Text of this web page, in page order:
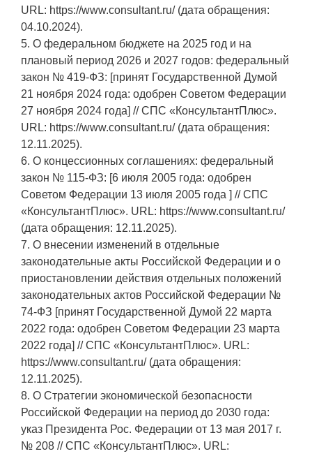
URL: https://www.consultant.ru/ (дата обращения:
04.10.2024).
5. О федеральном бюджете на 2025 год и на
плановый период 2026 и 2027 годов: федеральный
закон № 419-ФЗ: [принят Государственной Думой
21 ноября 2024 года: одобрен Советом Федерации
27 ноября 2024 года] // СПС «КонсультантПлюс».
URL: https://www.consultant.ru/ (дата обращения:
12.11.2025).
6. О концессионных соглашениях: федеральный
закон № 115-ФЗ: [6 июля 2005 года: одобрен
Советом Федерации 13 июля 2005 года ] // СПС
«КонсультантПлюс». URL: https://www.consultant.ru/
(дата обращения: 12.11.2025).
7. О внесении изменений в отдельные
законодательные акты Российской Федерации и о
приостановлении действия отдельных положений
законодательных актов Российской Федерации №
74-ФЗ [принят Государственной Думой 22 марта
2022 года: одобрен Советом Федерации 23 марта
2022 года] // СПС «КонсультантПлюс». URL:
https://www.consultant.ru/ (дата обращения:
12.11.2025).
8. О Стратегии экономической безопасности
Российской Федерации на период до 2030 года:
указ Президента Рос. Федерации от 13 мая 2017 г.
№ 208 // СПС «КонсультантПлюс». URL: